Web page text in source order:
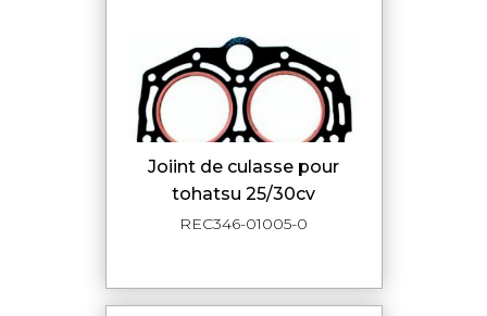
joiint de culasse pour
tohatsu 25/30cv
REC346-01005-0